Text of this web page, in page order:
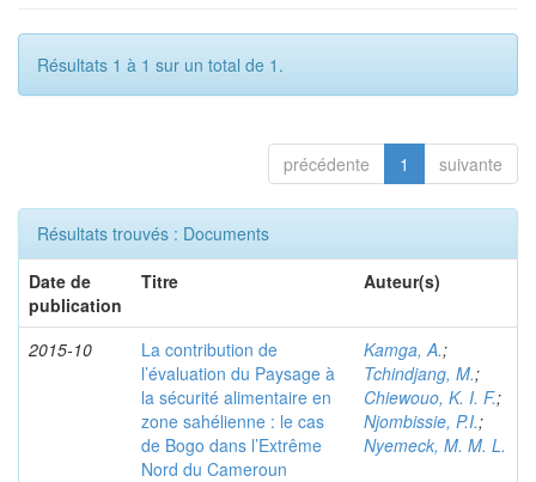
Résultats 1 à 1 sur un total de 1.
précédente 1 suivante
Résultats trouvés : Documents
Date de
publication
Titre Auteur(s)
2015-10
La contribution de
l’évaluation du Paysage à
la sécurité alimentaire en
zone sahélienne : le cas
de Bogo dans l’Extrême
Nord du Cameroun
Kamga, A.;
Tchindjang, M.;
Chiewouo, K. I. F.;
Njombissie, P.I.;
Nyemeck, M. M. L.